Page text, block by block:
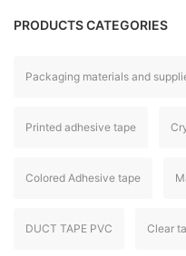
PRODUCTS CATEGORIES
Packaging materials and
Printed adhesive tape
Colored Adhesive tape
DUCT TAPE PVC Clear